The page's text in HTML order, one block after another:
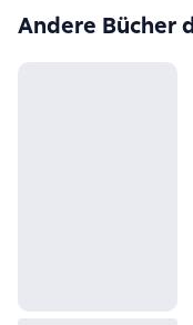
Andere Bücher